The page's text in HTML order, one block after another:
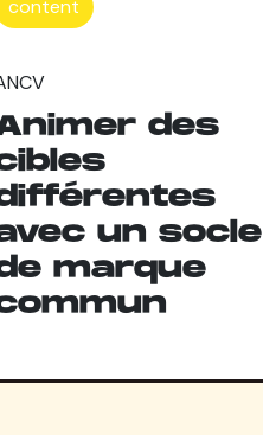
content
des
un socle
marque